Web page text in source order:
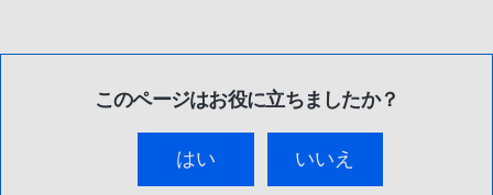
このページはお役に立ちましたか？
はい いいえ